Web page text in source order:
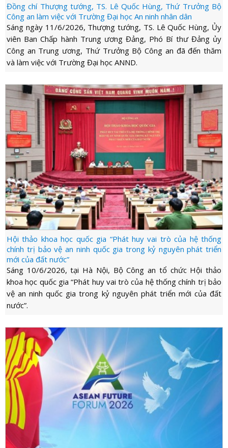
Đồng chí Thượng tướng, TS. Lê Quốc Hùng, Thứ Trưởng Bộ
Công an làm việc với Trường Đại học An ninh nhân dân
Sáng ngày 11/6/2026, Thượng tướng, TS. Lê Quốc Hùng, Ủy
viên Ban Chấp hành Trung ương Đảng, Phó Bí thư Đảng ủy
Công an Trung ương, Thứ Trưởng Bộ Công an đã đến thăm
và làm việc với Trường Đại học ANND.
Hội thảo khoa học quốc gia “Phát huy vai trò của hệ thống
chính trị bảo vệ an ninh quốc gia trong kỷ nguyên phát triển
mới của đất nước”
Sáng 10/6/2026, tại Hà Nội, Bộ Công an tổ chức Hội thảo
khoa học quốc gia “Phát huy vai trò của hệ thống chính trị bảo
vệ an ninh quốc gia trong kỷ nguyên phát triển mới của đất
nước”.